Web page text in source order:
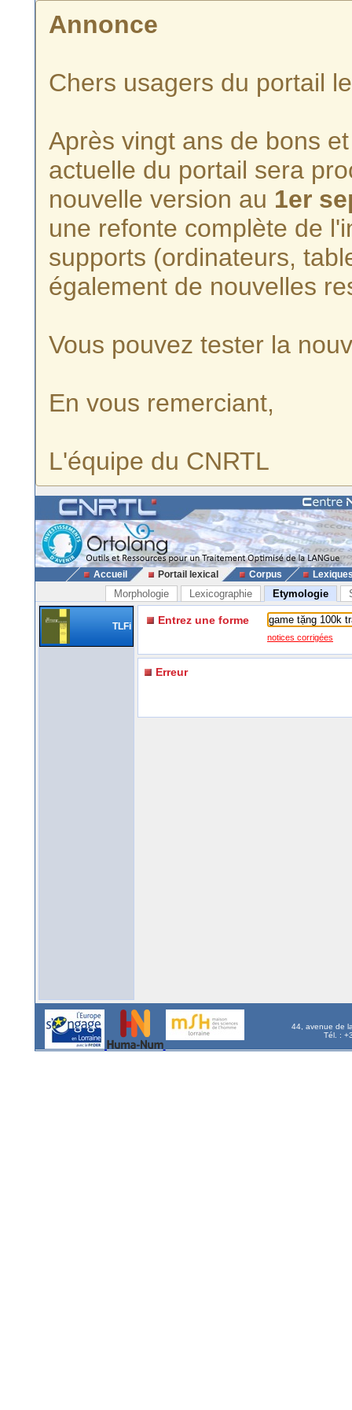
Annonce
Chers usagers du portail
Après vingt ans de bons
actuelle du portail sera
nouvelle version au 1er
une refonte complète de
supports (ordinateurs,
également de nouvelles
Vous pouvez tester la
En vous remerciant,
L'équipe du CNRTL
Accueil Portail lexical Corpus
Morphologie Lexicographie Etymologie
TLFi Entrez une forme
notices corrigées
Erreur
44, avenue de
Tél. :